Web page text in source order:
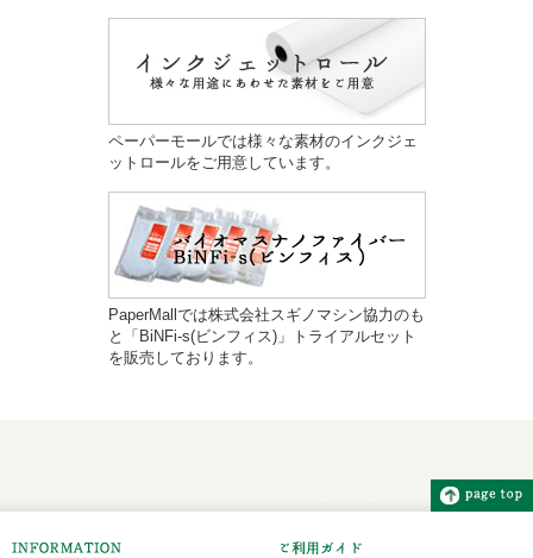
ペーパーモールでは様々な素材のインクジェ
ットロールをご用意しています。
PaperMallでは株式会社スギノマシン協力のも
と「BiNFi-s(ビンフィス)」トライアルセット
を販売しております。